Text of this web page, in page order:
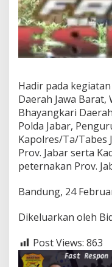
Hadir pada
Daerah Jawa Barat,
Bhayangkari
Polda Jabar,
Kapolres/Ta/Tabes
Prov. Jabar serta
peternakan Prov.
Bandung, 24
Dikeluarkan oleh
Post Views: 863